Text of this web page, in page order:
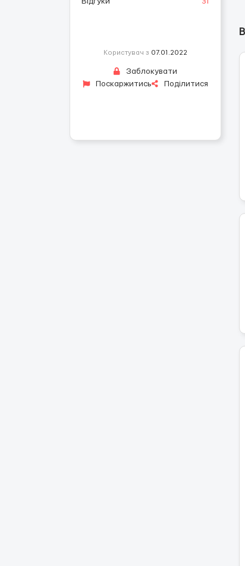
Користувач з 07.01.2022
Заблокувати
Поскаржитись
Поділитися